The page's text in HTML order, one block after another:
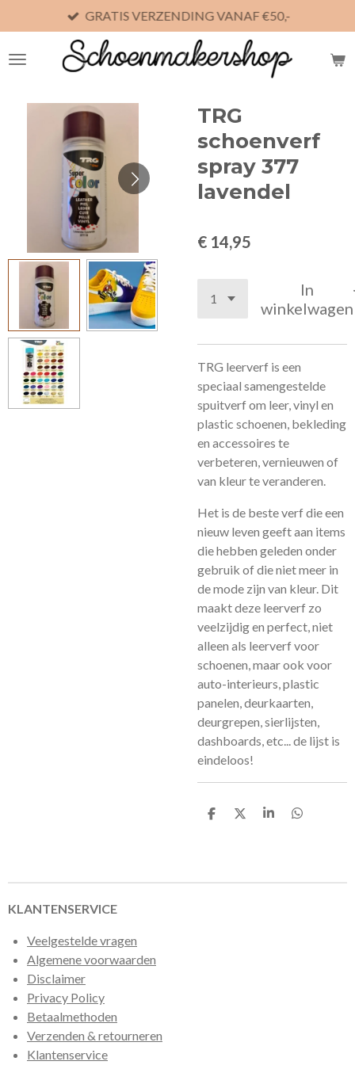
direct
naar
GRATIS VERZENDING VANAF €50,-
TRG
schoenverf
spray 377
lavendel
€ 14,95
In
winkelwagen
TRG leerverf is een
speciaal samengestelde
spuitverf om leer, vinyl en
plastic schoenen, bekleding
en accessoires te
verbeteren, vernieuwen of
van kleur te veranderen.
Het is de beste verf die een
nieuw leven geeft aan items
die hebben geleden onder
gebruik of die niet meer in
de mode zijn van kleur. Dit
maakt deze leerverf zo
veelzijdig en perfect, niet
alleen als leerverf voor
schoenen, maar ook voor
auto-interieurs, plastic
panelen, deurkaarten,
deurgrepen, sierlijsten,
dashboards, etc... de lijst is
eindeloos!
D
D
S
D
KLANTENSERVICE
Veelgestelde vragen
Algemene voorwaarden
Disclaimer
Privacy Policy
Betaalmethoden
Verzenden & retourneren
Klantenservice